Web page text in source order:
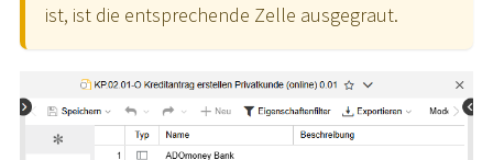
ist, ist die entsprechende Zelle ausgegraut.